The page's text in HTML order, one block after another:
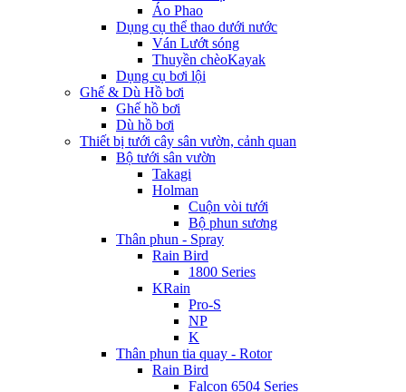
Áo Phao
Dụng cụ thể thao dưới nước
Ván Lướt sóng
Thuyền chèoKayak
Dụng cụ bơi lội
Ghế & Dù Hồ bơi
Ghế hồ bơi
Dù hồ bơi
Thiết bị tưới cây sân vườn, cảnh quan
Bộ tưới sân vườn
Takagi
Holman
Cuộn vòi tưới
Bộ phun sương
Thân phun - Spray
Rain Bird
1800 Series
KRain
Pro-S
NP
K
Thân phun tia quay - Rotor
Rain Bird
Falcon 6504 Series